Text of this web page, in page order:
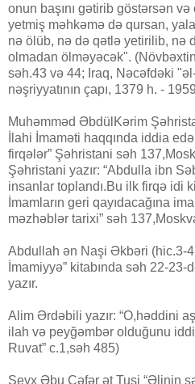
onun başını gətirib göstərsən
yetmiş məhkəmə də qursan,
nə ölüb, nə də qətlə yetirilib, nə
olmadan ölməyəcək".
səh.43 və 44; Iraq, Nəcəfdəki
nəşriyyatının çapı, 1379 h. -
Muhəmməd ƏbdülKərim
İlahi İmaməti haqqında iddia
firqələr” Şəhristani səh
Şəhristani yazır: “Abdulla ibn
insanlar toplandı.Bu ilk firqə idi
İmamların geri qayıdacağına
məzhəblər tarixi” səh
Abdullah ən Naşi Əkbəri (hic.3-4
İmamiyyə” kitabında səh 22-
yazır.
Alim Ərdəbili yazır: “O,həddini
ilah və peyğəmbər olduğunu
Ruvat” c.1,səh 485)
Şeyx Əbu Cəfər ət Tusi “Əlinin